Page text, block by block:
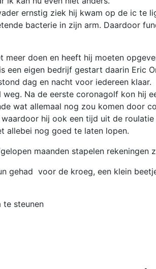
ernstig ziek hij kwam op de ic te
bacterie in zijn arm. Daardoor
meer doen en heeft hij moeten
een eigen bedrijf gestart daarin Eric
dag en nacht voor iedereen klaar.
Na de eerste coronagolf kon hij
wat allemaal nog zou komen door
hij ook een tijd uit de
allebei nog goed te laten lopen.
maanden stapelen rekeningen
gehad voor de kroeg, een klein
te steunen